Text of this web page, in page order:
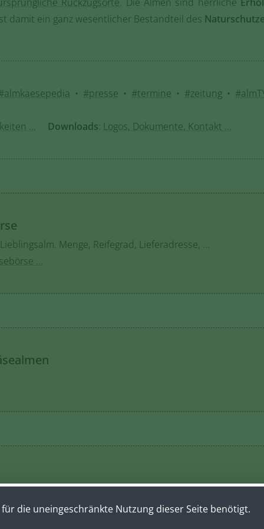
damit ein ganz wesentlicher Bestandteil des
• #presse • #termine • #zeitung •
... Downloads: Logos, Dokumente, Kontakt ...
Menge, Reifegrad, Lieferadresse, ...
...
die uneingeschränkte Nutzung dieser Seite benötigt.